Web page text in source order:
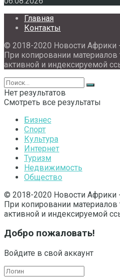
Главная
Контакты
© 2018-2020 Новости Африки -
При копировании материалов
активной и индексируемой
Нет результатов
Смотреть все результаты
Бизнес
Спорт
Культура
Интернет
Туризм
Недвижимость
Общество
© 2018-2020 Новости Африки
При копировании материалов
активной и индексируемой
Добро пожаловать!
Войдите в свой аккаунт